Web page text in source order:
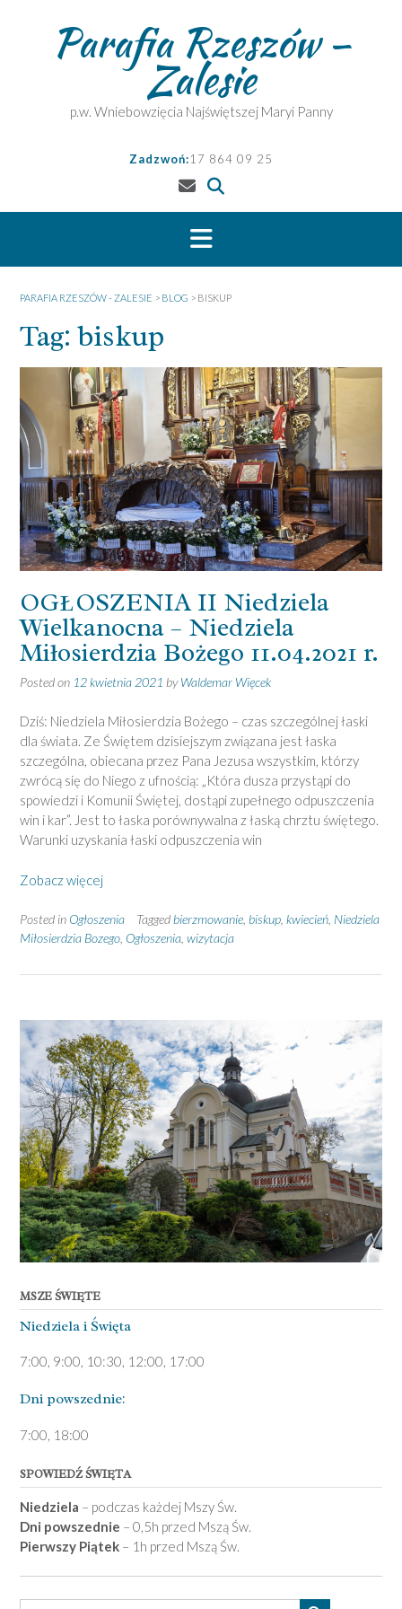
Parafia Rzeszów –
Zalesie
p.w. Wniebowzięcia Najświętszej Maryi Panny
Zadzwoń:17 864 09 25
PARAFIA RZESZÓW - ZALESIE > BLOG > BISKUP
Tag:biskup
OGŁOSZENIA II Niedziela
Wielkanocna – Niedziela
Miłosierdzia Bożego 11.04.2021 r.
Posted on 12 kwietnia 2021 byWaldemar Więcek
Dziś: Niedziela Miłosierdzia Bożego – czas szczególnej łaski
dla świata. Ze Świętem dzisiejszym związana jest łaska
szczególna, obiecana przez Pana Jezusa wszystkim, którzy
zwrócą się do Niego z ufnością: „Która dusza przystąpi do
spowiedzi i Komunii Świętej, dostąpi zupełnego odpuszczenia
win i kar”. Jest to łaska porównywalna z łaską chrztu świętego.
Warunki uzyskania łaski odpuszczenia win
Zobacz więcej
Posted in Ogłoszenia Tagged bierzmowanie biskup kwiecień Niedziela
Miłosierdzia Bozego Ogłoszenia wizytacja
MSZE ŚWIĘTE
Niedziela ­i Święta
7:00, 9:00, 10:30, 12:00, 17:00
Dni pows­zednie:
7­:00, 18:00­
SPOWIEDŹ ŚWIĘTA
Niedziela – podczas każdej Mszy Św.
Dni powszednie – 0,5h przed Mszą Św.
Pierwszy Piątek – 1h przed Mszą Św.